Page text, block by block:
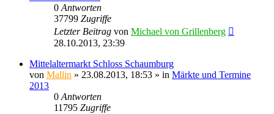
0 Antworten
37799 Zugriffe
Letzter Beitrag von Michael von Grillenberg
28.10.2013, 23:39
Mittelaltermarkt Schloss Schaumburg
von Mallin » 23.08.2013, 18:53 » in Märkte und Termine
2013
0 Antworten
11795 Zugriffe